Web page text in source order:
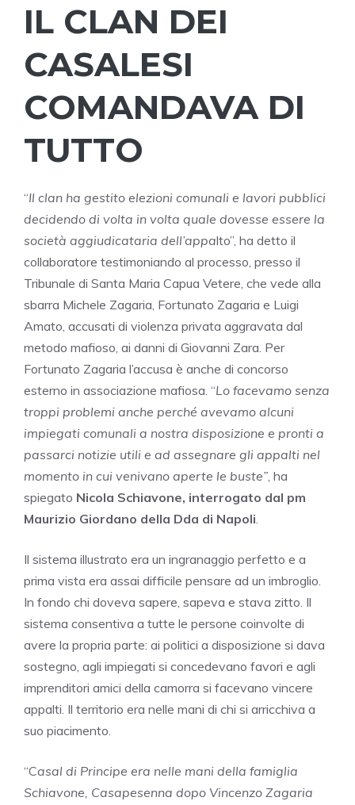
IL CLAN DEI
CASALESI
COMANDAVA DI
TUTTO
“Il clan ha gestito elezioni comunali e lavori pubblici
decidendo di volta in volta quale dovesse essere la
società aggiudicataria dell’appalto”, ha detto il
collaboratore testimoniando al processo, presso il
Tribunale di Santa Maria Capua Vetere, che vede alla
sbarra Michele Zagaria, Fortunato Zagaria e Luigi
Amato, accusati di violenza privata aggravata dal
metodo mafioso, ai danni di Giovanni Zara. Per
Fortunato Zagaria l’accusa è anche di concorso
esterno in associazione mafiosa. “Lo facevamo senza
troppi problemi anche perché avevamo alcuni
impiegati comunali a nostra disposizione e pronti a
passarci notizie utili e ad assegnare gli appalti nel
momento in cui venivano aperte le buste”, ha
spiegato Nicola Schiavone, interrogato dal pm
Maurizio Giordano della Dda di Napoli.
Il sistema illustrato era un ingranaggio perfetto e a
prima vista era assai difficile pensare ad un imbroglio.
In fondo chi doveva sapere, sapeva e stava zitto. Il
sistema consentiva a tutte le persone coinvolte di
avere la propria parte: ai politici a disposizione si dava
sostegno, agli impiegati si concedevano favori e agli
imprenditori amici della camorra si facevano vincere
appalti. Il territorio era nelle mani di chi si arricchiva a
suo piacimento.
“Casal di Principe era nelle mani della famiglia
Schiavone, Casapesenna dopo Vincenzo Zagaria